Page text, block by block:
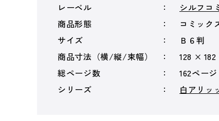
レーベル
シルフコ
商品形態
コミック
サイズ
Ｂ６判
商品寸法（横/縦/束幅）
128 ×
総ページ数
162ページ
シリーズ
白アリッ